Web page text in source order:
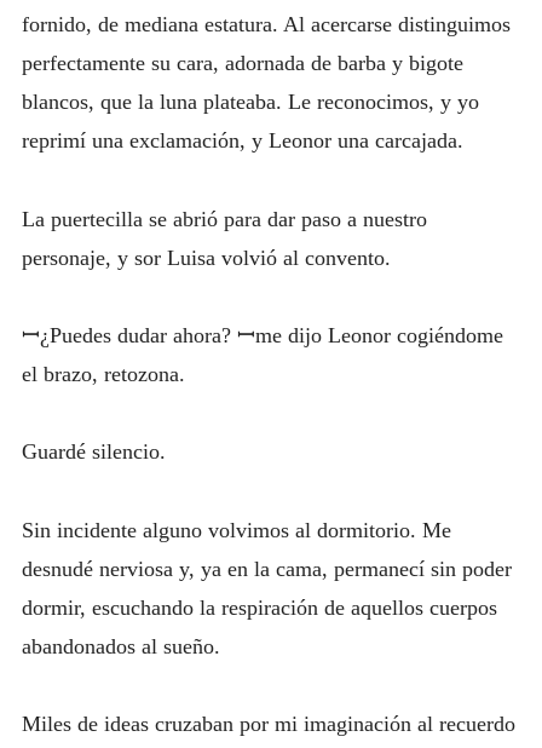
fornido, de mediana estatura. Al acercarse distinguimos
perfectamente su cara, adornada de barba y bigote
blancos, que la luna plateaba. Le reconocimos, y yo
reprimí una exclamación, y Leonor una carcajada.
La puertecilla se abrió para dar paso a nuestro
personaje, y sor Luisa volvió al convento.
ꟷ¿Puedes dudar ahora? ꟷme dijo Leonor cogiéndome
el brazo, retozona.
Guardé silencio.
Sin incidente alguno volvimos al dormitorio. Me
desnudé nerviosa y, ya en la cama, permanecí sin poder
dormir, escuchando la respiración de aquellos cuerpos
abandonados al sueño.
Miles de ideas cruzaban por mi imaginación al recuerdo